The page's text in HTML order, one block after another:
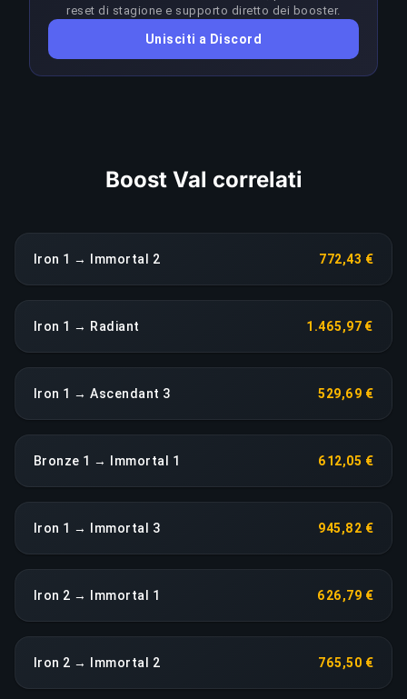
rendimento prolungato fa scattare una
riassegnazione immediata senza costi aggiuntivi.
reset di stagione e supporto diretto dei booster.
Unisciti a Discord
Boost Val correlati
Iron 1 → Immortal 2 772,43 €
Iron 1 → Radiant 1.465,97 €
Iron 1 → Ascendant 3 529,69 €
Bronze 1 → Immortal 1 612,05 €
Iron 1 → Immortal 3 945,82 €
Iron 2 → Immortal 1 626,79 €
Iron 2 → Immortal 2 765,50 €